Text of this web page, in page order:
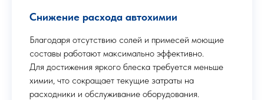
Снижение расхода автохимии
Благодаря отсутствию солей и примесей моющие
составы работают максимально эффективно.
Для достижения яркого блеска требуется меньше
химии, что сокращает текущие затраты на
расходники и обслуживание оборудования.